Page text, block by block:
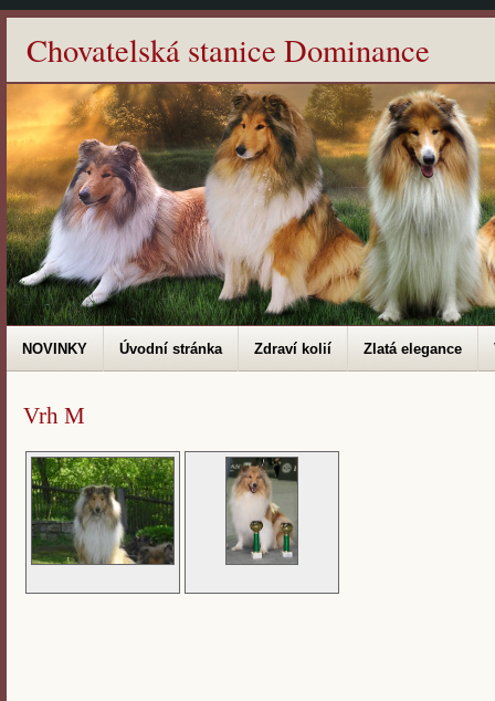
Chovatelská stanice Dominance
NOVINKY Úvodní stránka Zdraví kolií Zlatá elegance
Vrh M